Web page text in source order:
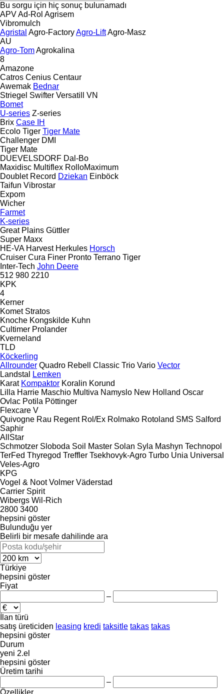
Bu sorgu için hiç sonuç bulunamadı
APVAd-Rol Agrisem
Vibromulch
Agristal Agro-FactoryAgro-LiftAgro-Masz
AU
Agro-TomAgrokalina
8
Amazone
Catros Cenius Centaur
Awemak Bednar
Striegel Swifter Versatill VN
Bomet
U-series Z-series
Brix Case IH
Ecolo Tiger Tiger Mate
Challenger DMI
Tiger Mate
DUEVELSDORF Dal-Bo
Maxidisc Multiflex RolloMaximum
Doublet Record Dziekan Einböck
Taifun Vibrostar
Expom
Wicher
Farmet
K-series
Great Plains Güttler
Super Maxx
HE-VA Harvest Herkules Horsch
Cruiser Cura Finer Pronto Terrano Tiger
Inter-Tech John Deere
512 980 2210
KPK
4
Kerner
Komet Stratos
Knoche Kongskilde Kuhn
Cultimer Prolander
Kverneland
TLD
Köckerling
Allrounder Quadro Rebell Classic Trio Vario Vector
Landstal
Lemken
Karat Kompaktor Koralin Korund
Lilla Harrie Maschio Multiva Namyslo New Holland Oscar
Ovlac Potila Pöttinger
Flexcare V
Quivogne Rau Regent Rol/Ex Rolmako Rotoland SMS Salford
Saphir
AllStar
Schmotzer Sloboda Soil Master Solan Syla Mashyn Technopol
TerFed Thyregod Treffler Tsekhovyk-Agro Turbo Unia Universal
Veles-Agro
KPG
Vogel & Noot Volmer Väderstad
Carrier Spirit
Wibergs Wil-Rich
2800 3400
hepsini göster
Bulunduğu yer
Belirli bir mesafe dahilinde ara
Türkiye
hepsini göster
Fiyat
–
İlan türü
satış üreticiden leasing kredi taksitle takas takas
hepsini göster
Durum
yeni 2.el
hepsini göster
Üretim tarihi
–
Özellikler